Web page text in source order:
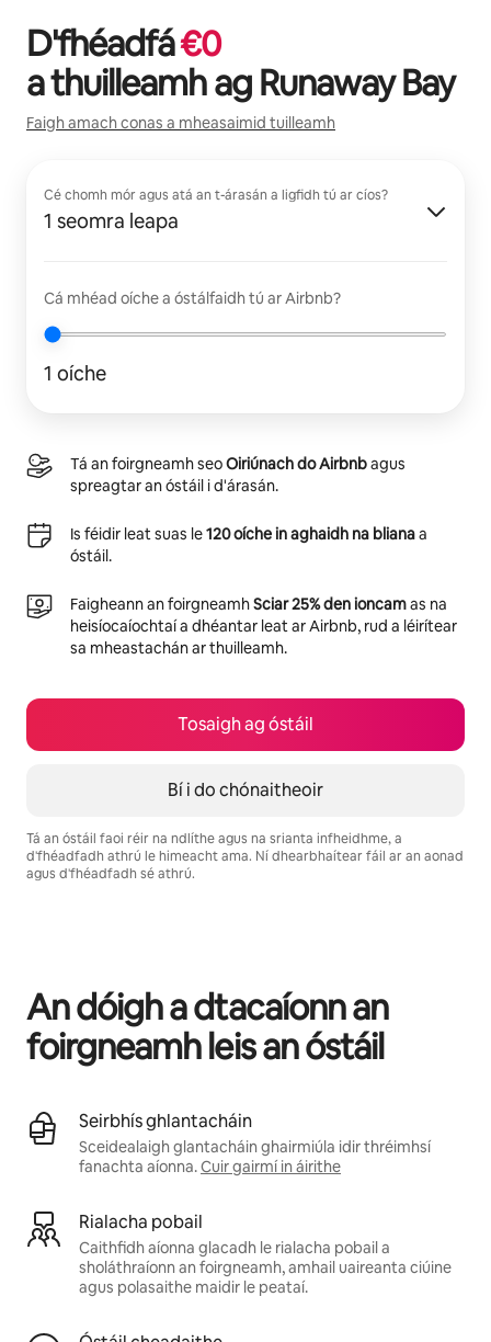
D'fhéadfá€0
a thuilleamh agRunaway Bay
Faigh amach conas a mheasaimid tuilleamh
Cé chomh mór agus atá an t-árasán a ligfidh tú ar cíos?
1 seomra leapa
Cá mhéad oíche a óstálfaidh tú ar Airbnb?
1 oíche
Tá an foirgneamh seoOiriúnach do Airbnbagus
spreagtar an óstáil i d'árasán.
Is féidir leat suas le120 oíche in aghaidh na blianaa
óstáil.
Faigheann an foirgneamhSciar 25% den ioncamas na
heisíocaíochtaí a dhéantar leat ar Airbnb, rud a léirítear
sa mheastachán ar thuilleamh.
Tosaigh ag óstáil
Bí i do chónaitheoir
Tá an óstáil faoi réir na ndlíthe agus na srianta infheidhme, a
d'fhéadfadh athrú le himeacht ama. Ní dhearbhaítear fáil ar an aonad
agus d'fhéadfadh sé athrú.
An dóigh a dtacaíonn an
foirgneamh leis an óstáil
Seirbhís ghlantacháin
Sceidealaigh glantacháin ghairmiúla idir thréimhsí
fanachta aíonna.Cuir gairmí in áirithe
Rialacha pobail
Caithfidh aíonna glacadh le rialacha pobail a
sholáthraíonn an foirgneamh, amhail uaireanta ciúine
agus polasaithe maidir le peataí.